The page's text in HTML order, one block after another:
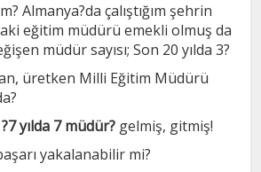
Almanya?da çalıştığım şehrin
eğitim müdürü emekli olmuş da
müdür sayısı; Son 20 yılda 3?
üretken Milli Eğitim Müdürü
?7 yılda 7 müdür? gelmiş, gitmiş!
yakalanabilir mi?